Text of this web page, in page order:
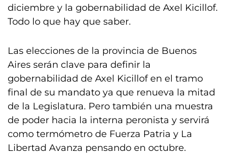
diciembre y la gobernabilidad de Axel Kicillof.
Todo lo que hay que saber.
Las elecciones de la provincia de Buenos
Aires serán clave para definir la
gobernabilidad de Axel Kicillof en el tramo
final de su mandato ya que renueva la mitad
de la Legislatura. Pero también una muestra
de poder hacia la interna peronista y servirá
como termómetro de Fuerza Patria y La
Libertad Avanza pensando en octubre.